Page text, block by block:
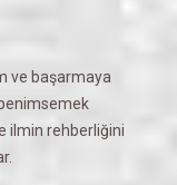
ve başarmaya
ilmin rehberliğini